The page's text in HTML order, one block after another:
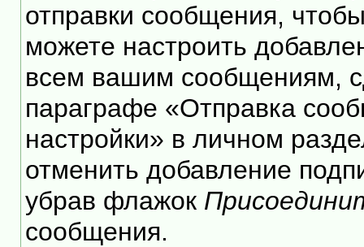
отправки сообщения,
можете настроить
всем вашим сообщениям,
параграфе «Отправка
настройки» в личном
отменить добавление
убрав флажок
сообщения.